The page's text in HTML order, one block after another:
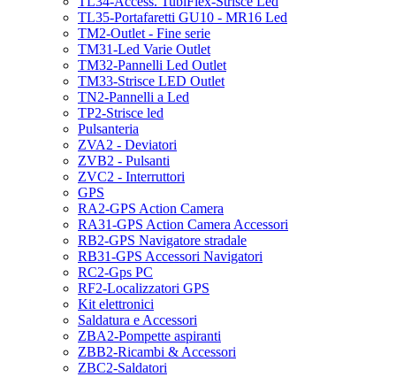
TL35-Portafaretti GU10 - MR16 Led
TM2-Outlet - Fine serie
TM31-Led Varie Outlet
TM32-Pannelli Led Outlet
TM33-Strisce LED Outlet
TN2-Pannelli a Led
TP2-Strisce led
Pulsanteria
ZVA2 - Deviatori
ZVB2 - Pulsanti
ZVC2 - Interruttori
GPS
RA2-GPS Action Camera
RA31-GPS Action Camera Accessori
RB2-GPS Navigatore stradale
RB31-GPS Accessori Navigatori
RC2-Gps PC
RF2-Localizzatori GPS
Kit elettronici
Saldatura e Accessori
ZBA2-Pompette aspiranti
ZBB2-Ricambi & Accessori
ZBC2-Saldatori